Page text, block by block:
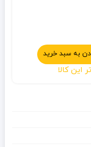
به سبد خرید
کالا